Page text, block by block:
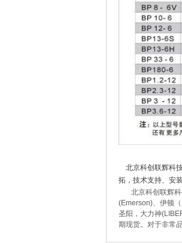
北京科创联辉科
拓，技术支持、安
北京科创联辉科
(Emerson)、伊顿
圣阳，大力神
期现货。对于非常